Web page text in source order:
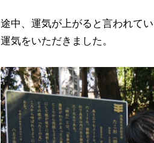
途中、運気が上がると言われて
運気をいただきました。